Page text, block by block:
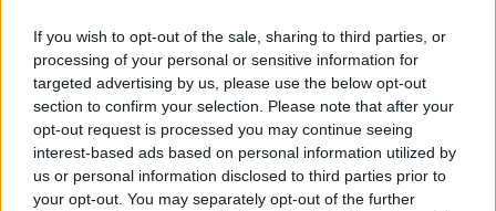
If you wish to opt-out of the sale, sharing to third parties, or
processing of your personal or sensitive information for
targeted advertising by us, please use the below opt-out
section to confirm your selection. Please note that after your
opt-out request is processed you may continue seeing
interest-based ads based on personal information utilized by
us or personal information disclosed to third parties prior to
your opt-out. You may separately opt-out of the further
Γιατί κάηκε η Αττικοβοιωτία: Υπεροπλία
στον αέρα, αλλά η μάχη χάθηκε στο
έδαφος